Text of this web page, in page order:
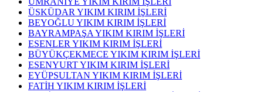
ÜSKÜDAR YIKIM KIRIM İŞLERİ
BEYOĞLU YIKIM KIRIM İŞLERİ
BAYRAMPAŞA YIKIM KIRIM İŞLERİ
ESENLER YIKIM KIRIM İŞLERİ
BÜYÜKÇEKMECE YIKIM KIRIM İŞLERİ
ESENYURT YIKIM KIRIM İŞLERİ
EYÜPSULTAN YIKIM KIRIM İŞLERİ
FATİH YIKIM KIRIM İŞLERİ